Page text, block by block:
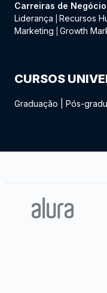
Carreiras de
Liderança
Recursos
Marketing
Growth
CURSOS
Graduação Pós-